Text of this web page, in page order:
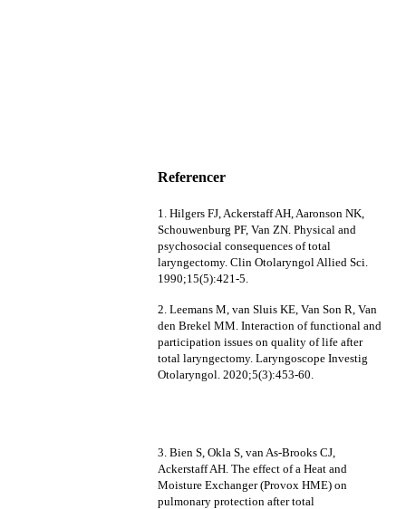
Referencer
1. Hilgers FJ, Ackerstaff AH, Aaronson NK,
Schouwenburg PF, Van ZN. Physical and
psychosocial consequences of total
laryngectomy. Clin Otolaryngol Allied Sci.
1990;15(5):421-5.
2. Leemans M, van Sluis KE, Van Son R, Van
den Brekel MM. Interaction of functional and
participation issues on quality of life after
total laryngectomy. Laryngoscope Investig
Otolaryngol. 2020;5(3):453-60.
3. Bien S, Okla S, van As-Brooks CJ,
Ackerstaff AH. The effect of a Heat and
Moisture Exchanger (Provox HME) on
pulmonary protection after total